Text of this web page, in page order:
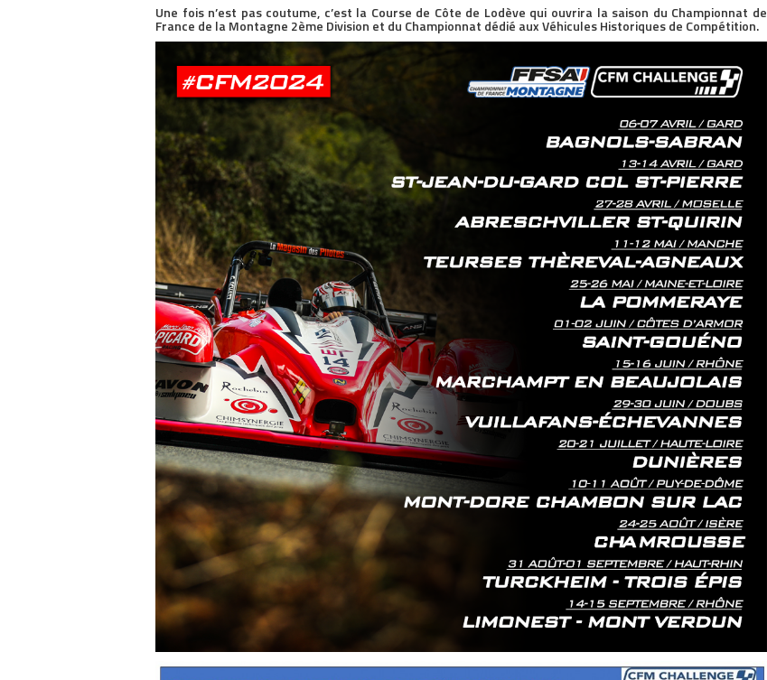
Une fois n’est pas coutume, c’est la Course de Côte de Lodève qui ouvrira la saison du Championnat de
France de la Montagne 2ème Division et du Championnat dédié aux Véhicules Historiques de Compétition.